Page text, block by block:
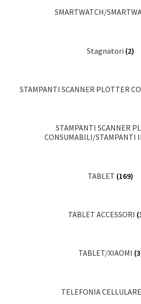
SMARTWATCH/
Stagnatori (2)
STAMPANTI SCANNER PLOTTER
STAMPANTI SCANNER
CONSUMABILI/STAMPANTI
TABLET (169)
TABLET ACCESSORI
TABLET/XIAOMI
TELEFONIA CELLULARE